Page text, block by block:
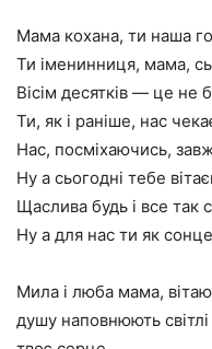
Мама кохана, ти наша
Ти іменинниця, мама,
Вісім десятків — це не
Ти, як і раніше, нас
Нас, посміхаючись,
Ну а сьогодні тебе
Щаслива будь і все так
Ну а для нас ти як
Мила і люба мама,
душу наповнюють світлі